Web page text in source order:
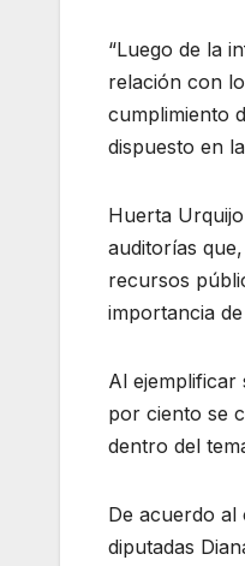
“Luego de la
relación con
cumplimiento
dispuesto en
Huerta
auditorías
recursos
importancia
Al ejemplificar
por ciento se
dentro del
De acuerdo al
diputadas